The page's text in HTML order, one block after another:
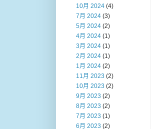
10月 2024 (4)
7月 2024 (3)
5月 2024 (2)
4月 2024 (1)
3月 2024 (1)
2月 2024 (1)
1月 2024 (2)
11月 2023 (2)
10月 2023 (2)
9月 2023 (2)
8月 2023 (2)
7月 2023 (1)
6月 2023 (2)